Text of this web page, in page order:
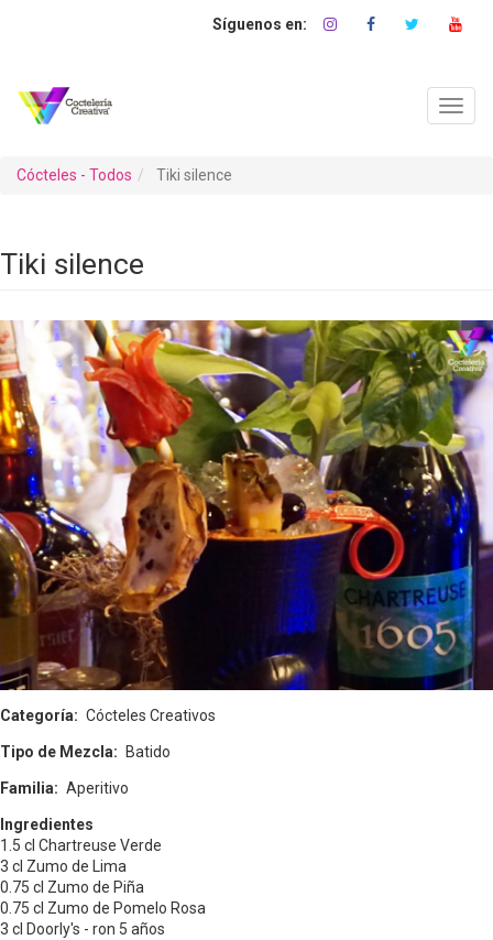
Cócteles - Todos Tiki silence
Tiki silence
Categoría Cócteles Creativos
Tipo de Mezcla Batido
Familia Aperitivo
Ingredientes
1.5 cl Chartreuse Verde
3 cl Zumo de Lima
0.75 cl Zumo de Piña
0.75 cl Zumo de Pomelo Rosa
3 cl Doorly's - ron 5 años